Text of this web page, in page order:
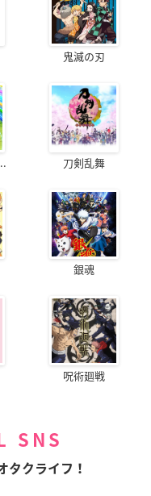
鬼滅の刃
刀剣乱舞
銀魂
呪術廻戦
SNS
タクライフ！